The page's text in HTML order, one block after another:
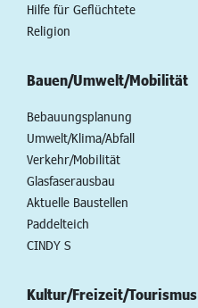
Hilfe für Geflüchtete
Religion
Bauen/Umwelt/Mobilität
Bebauungsplanung
Umwelt/Klima/Abfall
Verkehr/Mobilität
Glasfaserausbau
Aktuelle Baustellen
Paddelteich
CINDY S
Kultur/Freizeit/Tourismus